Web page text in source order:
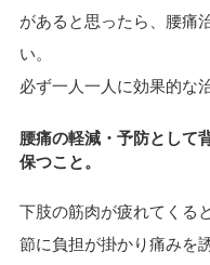
があると思ったら、腰痛
い。
必ず一人一人に効果的な
腰痛の軽減・予防として
保つこと。
下肢の筋肉が疲れてくる
節に負担が掛かり痛みを